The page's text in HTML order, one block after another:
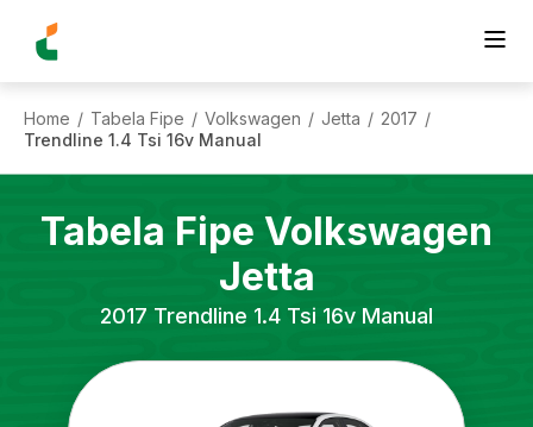
Home / Tabela Fipe / Volkswagen / Jetta / 2017 /
Trendline 1.4 Tsi 16v Manual
Tabela Fipe Volkswagen
Jetta
2017 Trendline 1.4 Tsi 16v Manual